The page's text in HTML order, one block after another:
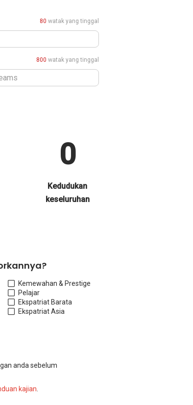
80 watak yang tinggal
800 watak yang tinggal
0
Kedudukan
keseluruhan
Kemewahan & Prestige
Pelajar
Ekspatriat Barata
Ekspatriat Asia
anda sebelum
kajian